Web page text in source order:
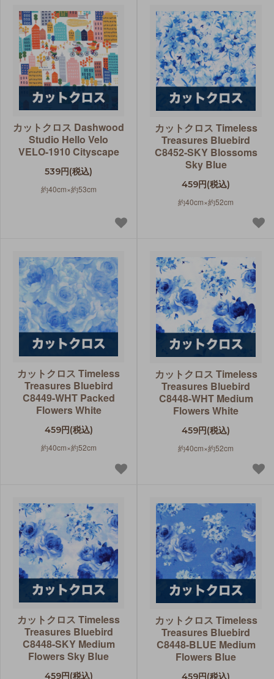
カットクロス Dashwood
Studio Hello Velo
VELO-1910 Cityscape
539円(税込)
約40cm×約53cm
カットクロス Timeless
Treasures Bluebird
C8452-SKY Blossoms
Sky Blue
459円(税込)
約40cm×約52cm
カットクロス Timeless
Treasures Bluebird
C8449-WHT Packed
Flowers White
459円(税込)
約40cm×約52cm
カットクロス Timeless
Treasures Bluebird
C8448-WHT Medium
Flowers White
459円(税込)
約40cm×約52cm
カットクロス Timeless
Treasures Bluebird
C8448-SKY Medium
Flowers Sky Blue
459円(税込)
カットクロス Timeless
Treasures Bluebird
C8448-BLUE Medium
Flowers Blue
459円(税込)